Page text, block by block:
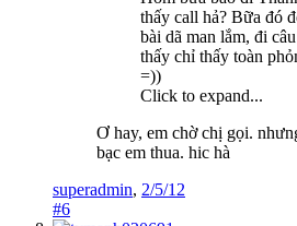
thấy call hả? Bữa đó
bài dã man lắm, đi
thấy chỉ thấy toàn
=))
Click to expand...
Ơ hay, em chờ chị gọi.
bạc em thua. hic hà
superadmin, 2/5/12
#6